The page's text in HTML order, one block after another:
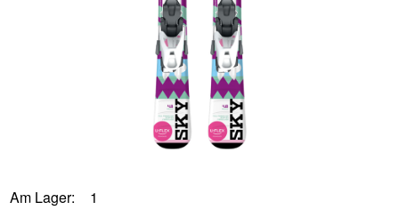
Am Lager:
1